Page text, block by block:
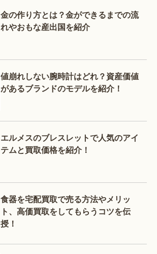
金の作り方とは？金ができるまでの流
れやおもな産出国を紹介
値崩れしない腕時計はどれ？資産価値
があるブランドのモデルを紹介！
エルメスのブレスレットで人気のアイ
テムと買取価格を紹介！
食器を宅配買取で売る方法やメリッ
ト、高価買取をしてもらうコツを伝
授！